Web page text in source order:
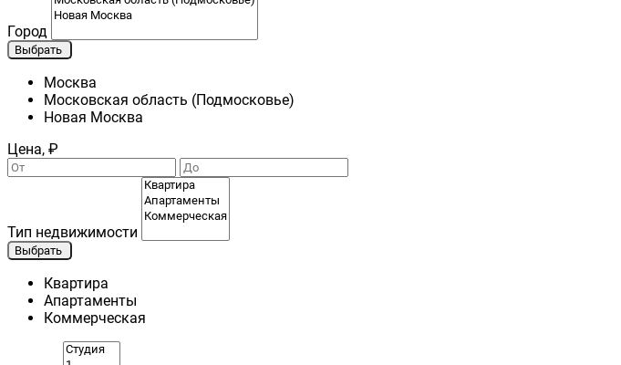
Город
Выбрать
Москва
Московская область (Подмосковье)
Новая Москва
Цена, ₽
Тип недвижимости
Выбрать
Квартира
Апартаменты
Коммерческая